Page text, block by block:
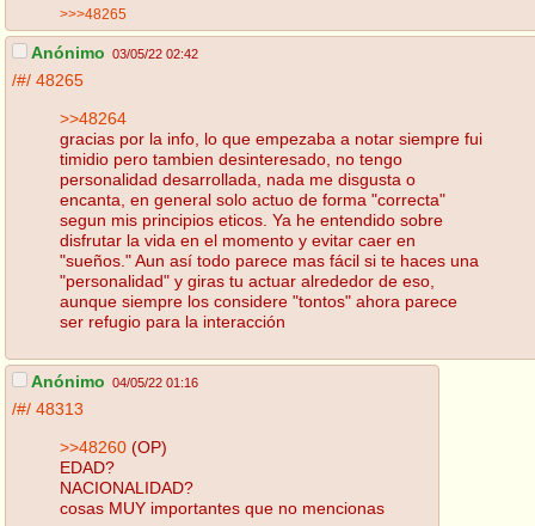
>>>48265
Anónimo 03/05/22 02:42
/#/ 48265
>>48264
gracias por la info, lo que empezaba a notar siempre fui
timidio pero tambien desinteresado, no tengo
personalidad desarrollada, nada me disgusta o
encanta, en general solo actuo de forma "correcta"
segun mis principios eticos. Ya he entendido sobre
disfrutar la vida en el momento y evitar caer en
"sueños." Aun así todo parece mas fácil si te haces una
"personalidad" y giras tu actuar alrededor de eso,
aunque siempre los considere "tontos" ahora parece
ser refugio para la interacción
Anónimo 04/05/22 01:16
/#/ 48313
>>48260 (OP)
EDAD?
NACIONALIDAD?
cosas MUY importantes que no mencionas